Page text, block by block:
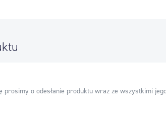
prosimy o odesłanie produktu wraz ze wszystkimi